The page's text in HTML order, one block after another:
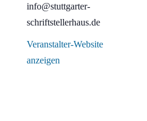
info@stuttgarter-
schriftstellerhaus.de
Veranstalter-Website
anzeigen